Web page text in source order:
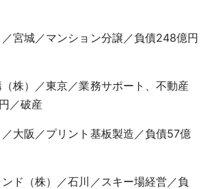
／宮城／マンション分譲／負債248億円
株）／東京／業務サポート、不動産
／破産
大阪／プリント基板製造／負債57億
ド（株）／石川／スキー場経営／負